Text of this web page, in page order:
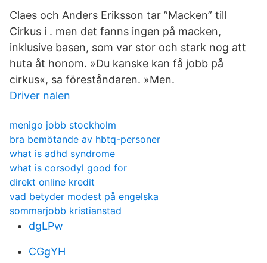
Claes och Anders Eriksson tar ”Macken” till
Cirkus i . men det fanns ingen på macken,
inklusive basen, som var stor och stark nog att
huta åt honom. »Du kanske kan få jobb på
cirkus«, sa föreståndaren. »Men.
Driver nalen
menigo jobb stockholm
bra bemötande av hbtq-personer
what is adhd syndrome
what is corsodyl good for
direkt online kredit
vad betyder modest på engelska
sommarjobb kristianstad
dgLPw
CGgYH